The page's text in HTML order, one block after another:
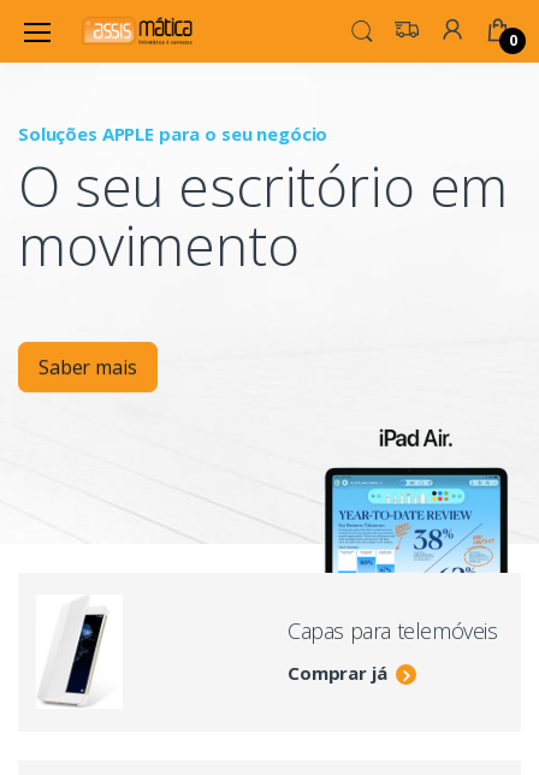
0
Soluções APPLE para o seu negócio
O seu escritório em
movimento
Saber mais
Capas para telemóveis
Comprar já